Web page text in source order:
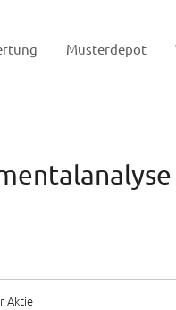
Musterdepot
Aktie